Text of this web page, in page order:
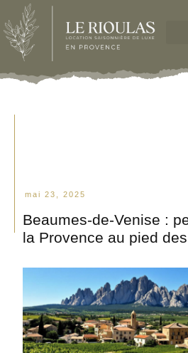
mai 23, 2025
Beaumes-de-Venise :
la Provence au pied